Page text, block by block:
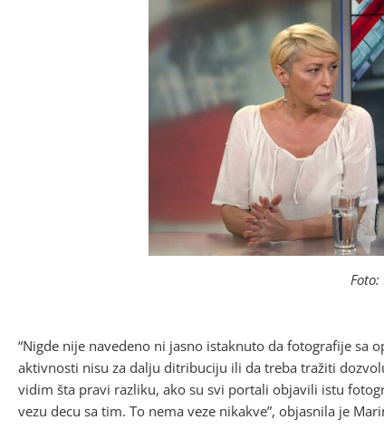
Foto:
“Nigde nije navedeno ni jasno istaknuto da fotografije sa
aktivnosti nisu za dalju ditribuciju ili da treba tražiti
vidim šta pravi razliku, ako su svi portali objavili istu
vezu decu sa tim. To nema veze nikakve”, objasnila je